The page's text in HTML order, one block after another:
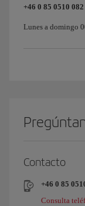
+46 0 85 0510 082
Lunes a domingo
Contacto
+46 0 85
Consulta